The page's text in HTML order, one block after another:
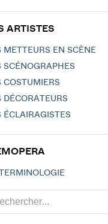
ARTISTES
METTEURS EN SCÈNE
SCÉNOGRAPHES
COSTUMIERS
DÉCORATEURS
ÉCLAIRAGISTES